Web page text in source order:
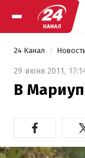
24 Канал
29 июня 2011,
В